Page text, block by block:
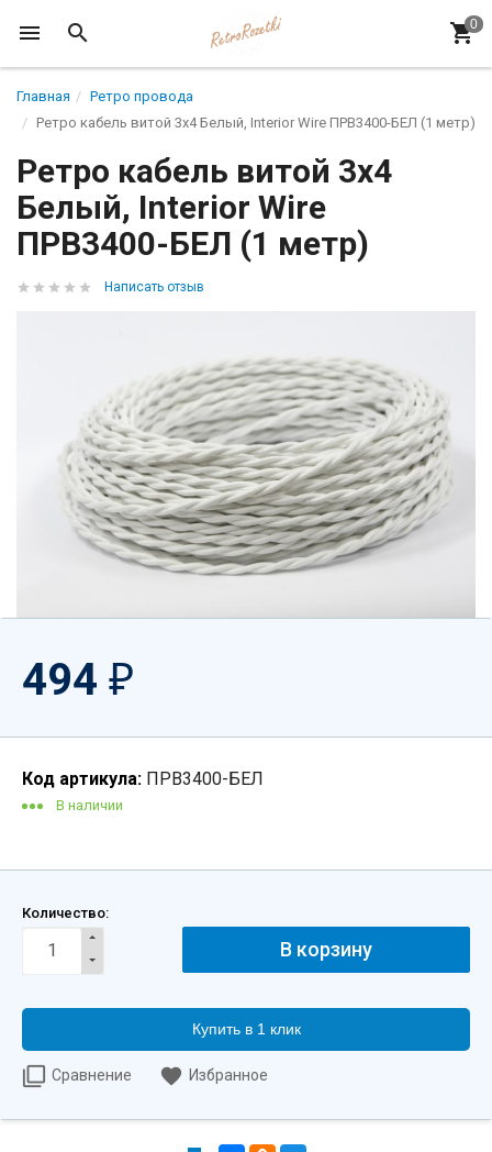
Главная
Ретро провода
Ретро кабель витой 3x4 Белый, Interior Wire ПРВ3400-БЕЛ (1 метр)
Ретро кабель витой 3x4
Белый, Interior Wire
ПРВ3400-БЕЛ (1 метр)
Написать отзыв
494 ₽
Код артикула: ПРВ3400-БЕЛ
В наличии
Количество:
Купить в 1 клик
Сравнение Избранное